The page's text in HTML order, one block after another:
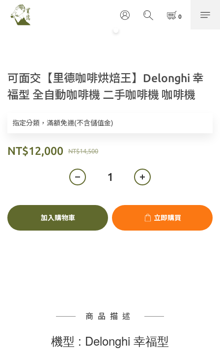
可面交【里德咖啡烘焙王】Delonghi 幸
福型 全自動咖啡機 二手咖啡機 咖啡機
指定分類，滿額免運(不含儲值金)
NT$14,500
NT$12,000
加入購物車 立即購買
商品描述
機型 : Delonghi 幸福型